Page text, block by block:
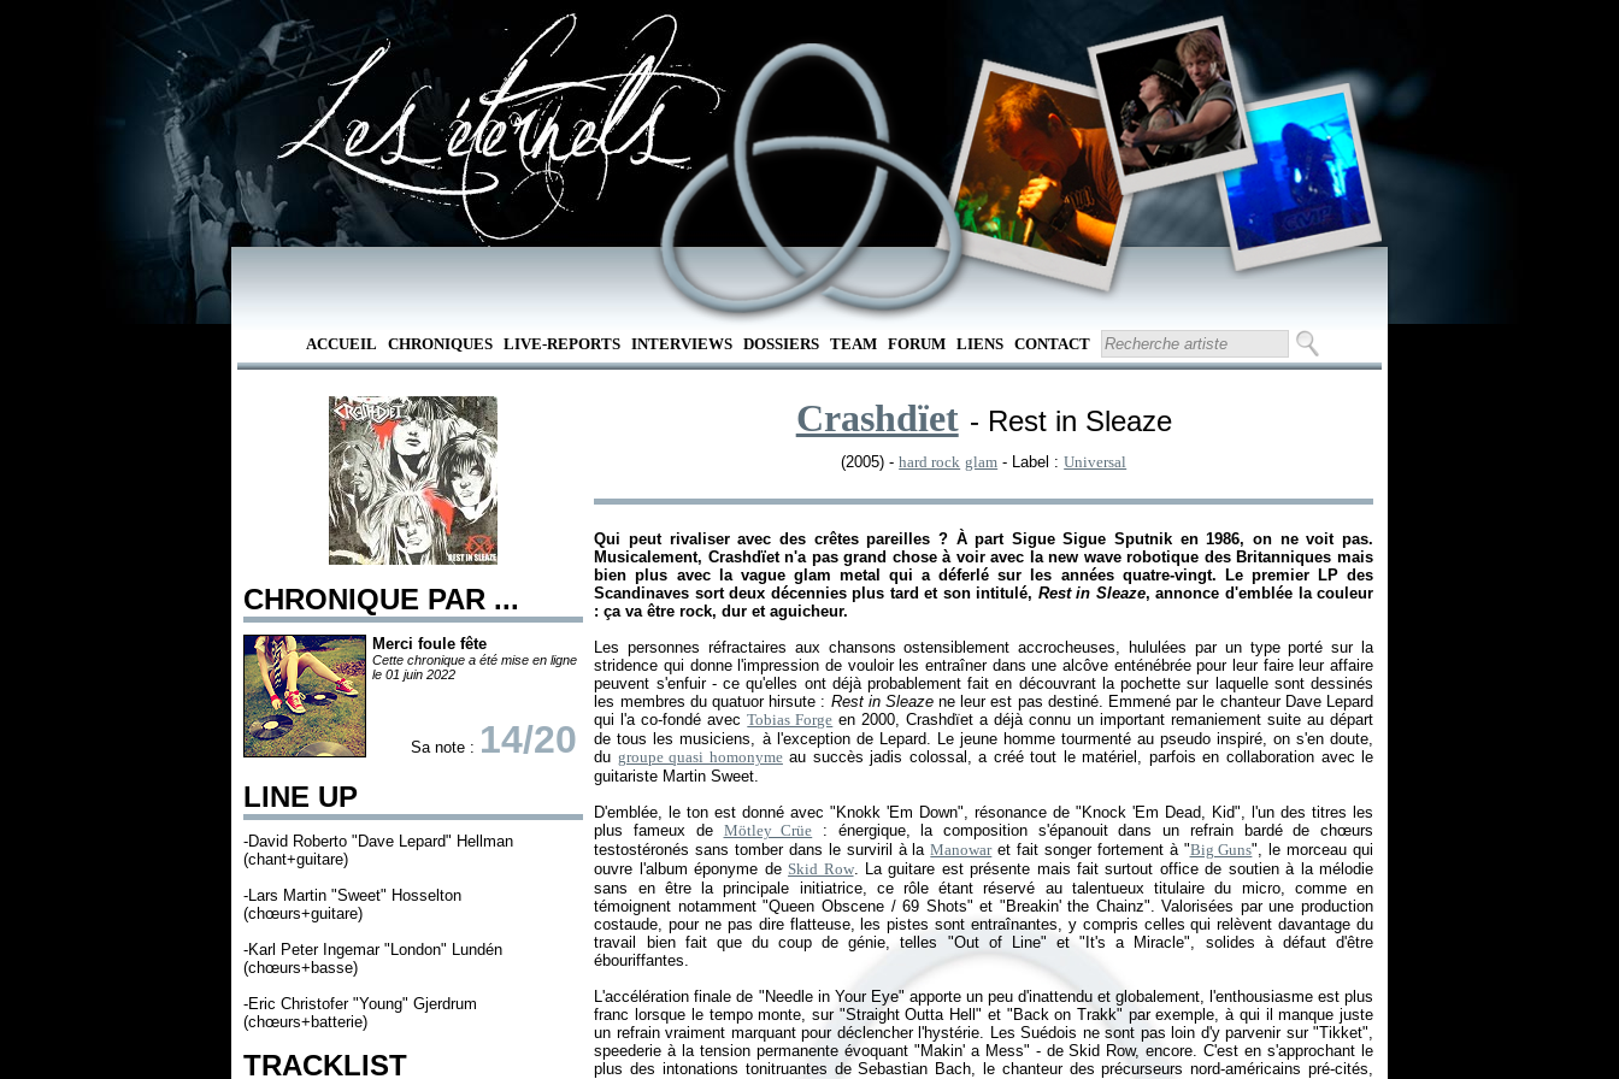
ACCUEIL CHRONIQUES LIVE-REPORTS INTERVIEWS DOSSIERS TEAM FORUM LIENS CONTACT
CHRONIQUE PAR ...
Merci foule fête
Cette chronique a été mise en ligne
le 01 juin 2022
Sa note : 14/20
LINE UP
-David Roberto "Dave Lepard" Hellman
(chant+guitare)
-Lars Martin "Sweet" Hosselton
(chœurs+guitare)
-Karl Peter Ingemar "London" Lundén
(chœurs+basse)
-Eric Christofer "Young" Gjerdrum
(chœurs+batterie)
TRACKLIST
Crashdïet - Rest in Sleaze
(2005) -hard rock glam - Label :Universal
Qui peut rivaliser avec des crêtes pareilles ? À part Sigue Sigue Sputnik en 1986, on ne voit pas.
Musicalement, Crashdïet n'a pas grand chose à voir avec la new wave robotique des Britanniques mais
bien plus avec la vague glam metal qui a déferlé sur les années quatre-vingt. Le premier LP des
Scandinaves sort deux décennies plus tard et son intitulé, Rest in Sleaze, annonce d'emblée la couleur
: ça va être rock, dur et aguicheur.
Les personnes réfractaires aux chansons ostensiblement accrocheuses, hululées par un type porté sur la
stridence qui donne l'impression de vouloir les entraîner dans une alcôve enténébrée pour leur faire leur affaire
peuvent s'enfuir - ce qu'elles ont déjà probablement fait en découvrant la pochette sur laquelle sont dessinés
les membres du quatuor hirsute : Rest in Sleazene leur est pas destiné. Emmené par le chanteur Dave Lepard
qui l'a co-fondé avecTobias Forge en 2000, Crashdïet a déjà connu un important remaniement suite au départ
de tous les musiciens, à l'exception de Lepard. Le jeune homme tourmenté au pseudo inspiré, on s'en doute,
du groupe quasi homonymeau succès jadis colossal, a créé tout le matériel, parfois en collaboration avec le
guitariste Martin Sweet.
D'emblée, le ton est donné avec "Knokk 'Em Down", résonance de "Knock 'Em Dead, Kid", l'un des titres les
plus fameux de Mötley Crüe : énergique, la composition s'épanouit dans un refrain bardé de chœurs
testostéronés sans tomber dans le surviril à laManowaret fait songer fortement à "Big Guns", le morceau qui
ouvre l'album éponyme de Skid Row. La guitare est présente mais fait surtout office de soutien à la mélodie
sans en être la principale initiatrice, ce rôle étant réservé au talentueux titulaire du micro, comme en
témoignent notamment "Queen Obscene / 69 Shots" et "Breakin' the Chainz". Valorisées par une production
costaude, pour ne pas dire flatteuse, les pistes sont entraînantes, y compris celles qui relèvent davantage du
travail bien fait que du coup de génie, telles "Out of Line" et "It's a Miracle", solides à défaut d'être
ébouriffantes.
L'accélération finale de "Needle in Your Eye" apporte un peu d'inattendu et globalement, l'enthousiasme est plus
franc lorsque le tempo monte, sur "Straight Outta Hell" et "Back on Trakk" par exemple, à qui il manque juste
un refrain vraiment marquant pour déclencher l'hystérie. Les Suédois ne sont pas loin d'y parvenir sur "Tikket",
speederie à la tension permanente évoquant "Makin' a Mess" - de Skid Row, encore. C'est en s'approchant le
plus des intonations tonitruantes de Sebastian Bach, le chanteur des précurseurs nord-américains pré-cités,